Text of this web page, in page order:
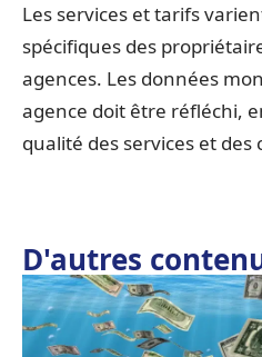
Les services et tarifs
spécifiques des
agences. Les données
agence doit être réfléchi,
qualité des services et des
D'autres